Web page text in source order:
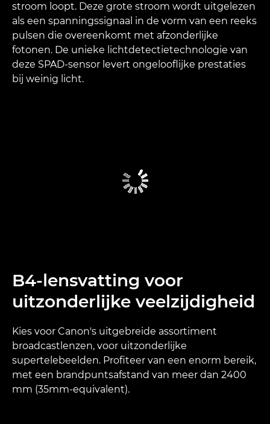
stroom loopt. Deze grote stroom wordt uitgelezen
als een spanningssignaal in de vorm van een reeks
pulsen die overeenkomt met afzonderlijke
fotonen. De unieke lichtdetectietechnologie van
deze SPAD-sensor levert ongelooflijke prestaties
bij weinig licht.
B4-lensvatting voor
uitzonderlijke veelzijdigheid
Kies voor Canon's uitgebreide assortiment
broadcastlenzen, voor uitzonderlijke
supertelebeelden. Profiteer van een enorm bereik,
met een brandpuntsafstand van meer dan 2400
mm (35mm-equivalent).